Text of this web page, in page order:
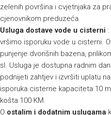
zelenih površina i cvjetnjaka za
cjenovnikom preduzeća.
Usluga dostave vode u cisterni
vršimo isporuku vode u cisterni.
punjenje dvorišnih bazena,
sl. Usluga je dostupna radnim
podnijeti zahtjev i izvršiti uplatu
isporuka cisterne kapaciteta 10
košta 100 KM.
O ostalim i dodatnim uslugama